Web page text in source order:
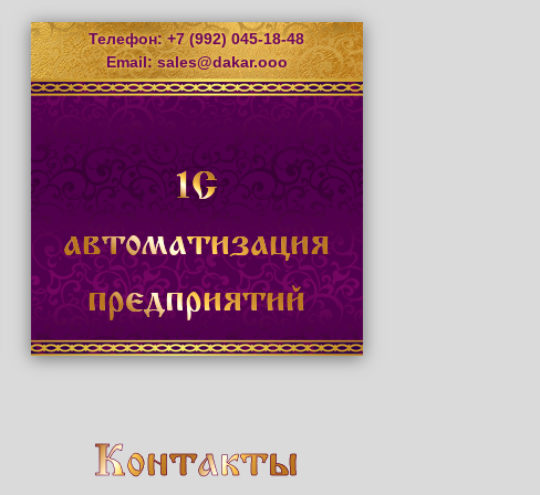
1С
автоматизация
предприятий
Телефон: +7 (992) 045-18-48
Email:sales@dakar.ooo